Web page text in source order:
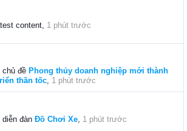
content, 1 phút trước
chủ đề Phong thủy doanh nghiệp mới thành
thần tốc, 1 phút trước
đàn Đồ Chơi Xe, 1 phút trước